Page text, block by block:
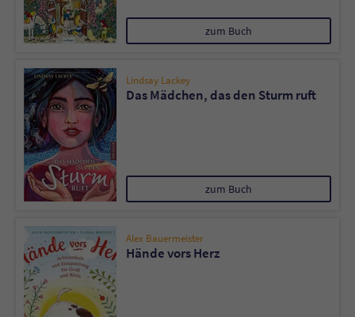
zum Buch
Lindsay Lackey
Das Mädchen, das den Sturm ruft
zum Buch
Alex Bauermeister
Hände vors Herz